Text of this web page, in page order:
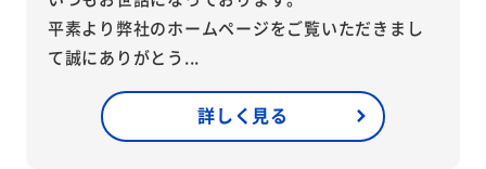
平素より弊社のホームページをご覧いただきまし
て誠にありがとう...
詳しく見る